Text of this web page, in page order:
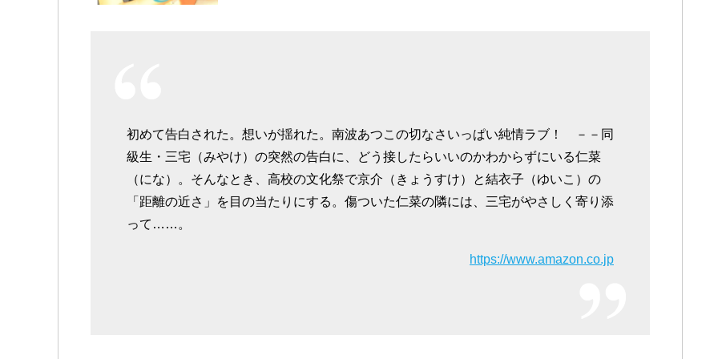
初めて告白された。想いが揺れた。南波あつこの切なさいっぱい純情ラブ！ －－同
級生・三宅（みやけ）の突然の告白に、どう接したらいいのかわからずにいる仁菜
（にな）。そんなとき、高校の文化祭で京介（きょうすけ）と結衣子（ゆいこ）の
「距離の近さ」を目の当たりにする。傷ついた仁菜の隣には、三宅がやさしく寄り添
って……。
https://www.amazon.co.jp